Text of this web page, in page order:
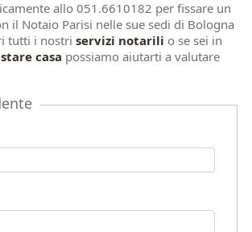
allo 051.6610182 per fissare un
il Notaio Parisi nelle sue sedi di Bologna
tutti i nostriservizi notarili o se sei in
casa possiamo aiutarti a valutare